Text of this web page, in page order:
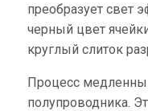
преобразует свет
черный цвет
круглый слиток
Процесс
полупроводника.